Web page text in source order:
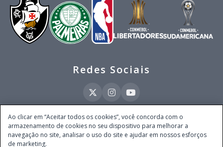
Redes Sociais
Este site é operado pela Ventmear Brasil LTDA (CNPJ 52.868.380/0001-84), com
endereço na Avenida Brigadeiro Faria Lima, nº 4.055, 3º andar, Itaim Bibi, no
Município de São Paulo, Estado de São Paulo, CEP 04538-133, Brasil - empresa
Ao clicar em “Aceitar todos os cookies”, você concorda com o
armazenamento de cookies no seu dispositivo para melhorar a
navegação no site, analisar o uso do site e ajudar em nossos esforços
de marketing.